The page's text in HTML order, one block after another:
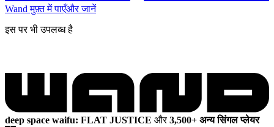
Wand मुफ़्त में पाएँऔर जानें
इस पर भी उपलब्ध है
deep space waifu: FLAT JUSTICE और3,500+ अन्य सिंगल प्लेयर